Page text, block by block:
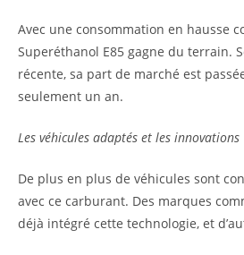
Avec une consommation en hausse
Superéthanol E85 gagne du terrain.
récente, sa part de marché est
seulement un an.
Les véhicules adaptés et les innovations
De plus en plus de véhicules sont
avec ce carburant. Des marques
déjà intégré cette technologie, et